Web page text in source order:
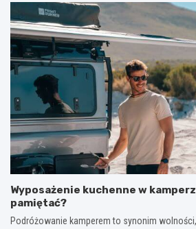
Wyposażenie kuchenne w
pamiętać?
Podróżowanie kamperem to synonim